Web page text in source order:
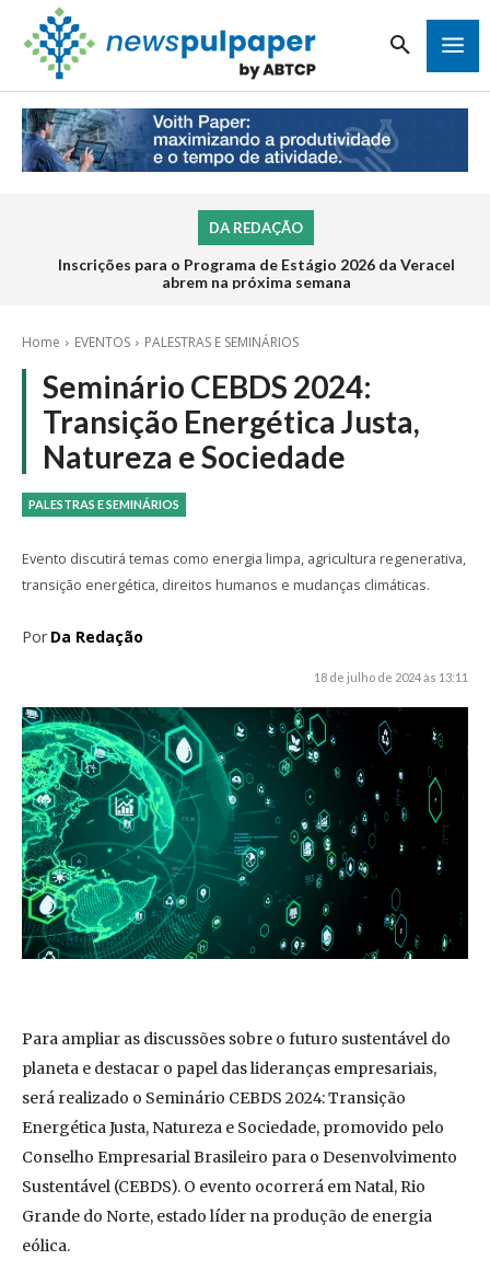
DA REDAÇÃO
Inscrições para o Programa de Estágio 2026 da Veracel
abrem na próxima semana
Home EVENTOS PALESTRAS E SEMINÁRIOS
Seminário CEBDS 2024:
Transição Energética Justa,
Natureza e Sociedade
PALESTRAS E SEMINÁRIOS
Evento discutirá temas como energia limpa, agricultura regenerativa,
transição energética, direitos humanos e mudanças climáticas.
Por Da Redação
18 de julho de 2024 às 13:11
Para ampliar as discussões sobre o futuro sustentável do
planeta e destacar o papel das lideranças empresariais,
será realizado o Seminário CEBDS 2024: Transição
Energética Justa, Natureza e Sociedade, promovido pelo
Conselho Empresarial Brasileiro para o Desenvolvimento
Sustentável (CEBDS). O evento ocorrerá em Natal, Rio
Grande do Norte, estado líder na produção de energia
eólica.